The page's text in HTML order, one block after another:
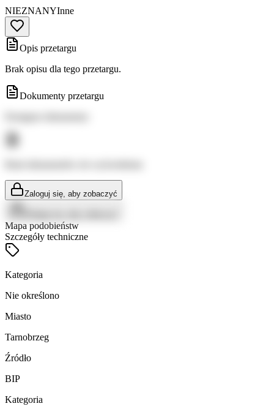
NIEZNANYInne
Opis przetargu
Brak opisu dla tego przetargu.
Dokumenty przetargu
Zaloguj się, aby zobaczyć
Mapa podobieństw
Szczegóły techniczne
Kategoria
Nie określono
Miasto
Tarnobrzeg
Źródło
BIP
Kategoria